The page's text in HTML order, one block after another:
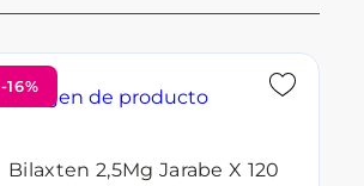
-16%
Bilaxten 2,5Mg Jarabe X 120